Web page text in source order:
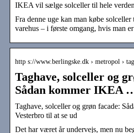
IKEA vil sælge solceller til hele verden
Fra denne uge kan man købe
varehus – i første omgang, hvis man
http s://www.berlingske.dk › metropol ›
Taghave, solceller og
Sådan kommer IKEA
Taghave, solceller og grøn facade:
Vesterbro til at se ud
Det har været år undervejs, men nu